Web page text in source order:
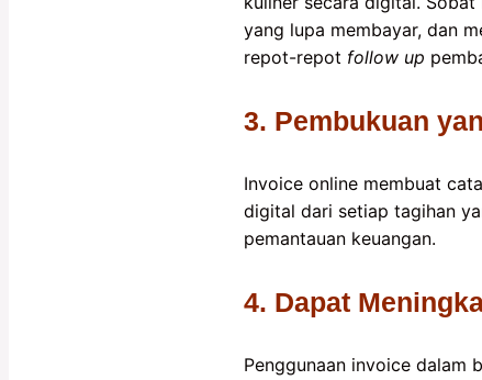
yang lupa membayar, dan
repot-repot follow up
3. Pembukuan
Invoice online membuat
digital dari setiap tagihan
pemantauan keuangan.
4. Dapat
Penggunaan invoice dalam